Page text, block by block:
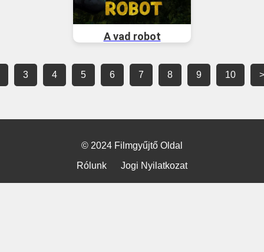
A vad robot
3 4 5 6 7 8 9 10 >
© 2024 Filmgyűjtő Oldal
Rólunk
Jogi Nyilatkozat